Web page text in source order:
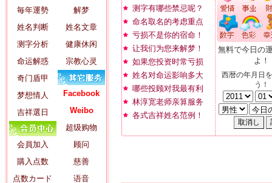
毎年運勢
姓名判断
测字分析
命运解惑
奇门盾甲
梦想情人
吉祥選日
会員加入
購入点数
点数カード
解梦
姓名文章
健康休闲
宗教心灵
Facebook
Weibo
超级购物
顾问
慈善
语音
测字有哪些禁忌呢？
命名取名的考虑重点
亏损不是你的宿命！
让我们为您来解梦！
如果您投资时常亏损
姓名对命运影响多大
哪些投顾对我最有利
林淳宽老师亲算服务
各式吉祥姓名范例！
無料で今日の
よ！
西暦の年月日
う！